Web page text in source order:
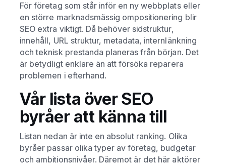
För företag som står inför en ny webbplats eller
en större marknadsmässig ompositionering blir
SEO extra viktigt. Då behöver sidstruktur,
innehåll, URL struktur, metadata, internlänkning
och teknisk prestanda planeras från början. Det
är betydligt enklare än att försöka reparera
problemen i efterhand.
Vår lista över SEO
byråer att känna till
Listan nedan är inte en absolut ranking. Olika
byråer passar olika typer av företag, budgetar
och ambitionsnivåer. Däremot är det här aktörer